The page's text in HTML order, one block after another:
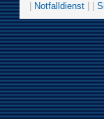
Notfalldienst